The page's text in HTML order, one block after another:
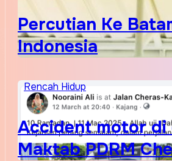
Percutian Ke
Indonesia
Rencah Hidup
Accident motor di
Maktab PDRM